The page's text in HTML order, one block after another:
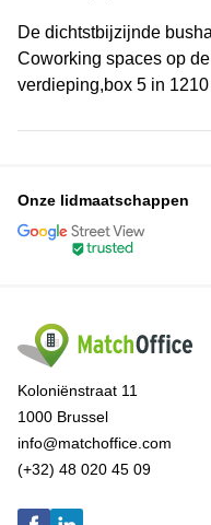
De dichtstbijzijnde
Coworking spaces op
verdieping,box 5 in
Onze lidmaatschappen
Koloniënstraat 11
1000 Brussel
info@matchoffice.com
(+32) 48 020 45 09